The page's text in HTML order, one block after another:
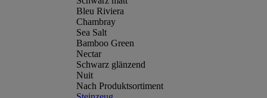
Bleu Riviera
Chambray
Sea Salt
Bamboo Green
Nectar
Schwarz glänzend
Nuit
Nach Produktsortiment